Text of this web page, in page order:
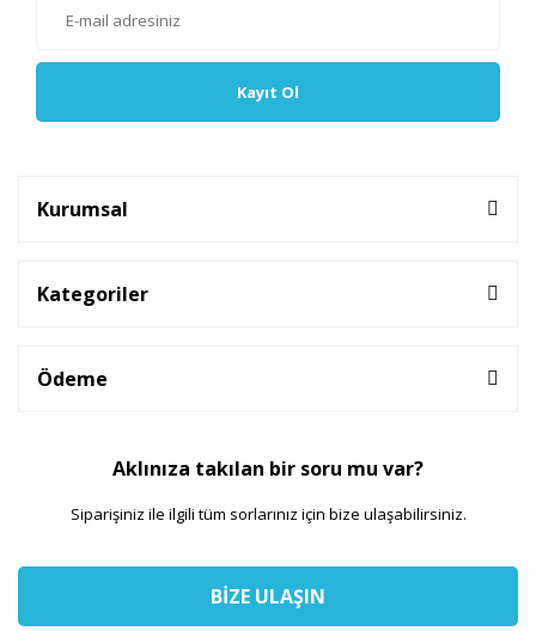
Kayıt Ol
Kurumsal
Kategoriler
Ödeme
Aklınıza takılan bir soru mu var?
Siparişiniz ile ilgili tüm sorlarınız için bize ulaşabilirsiniz.
BİZE ULAŞIN